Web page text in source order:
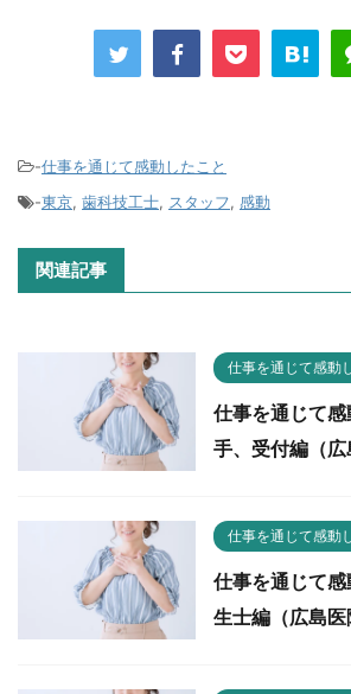
-仕事を通じて感動したこと
-東京, 歯科技工士, スタッフ, 感動
関連記事
仕事を通じて感動
仕事を通じて
手、受付編（広
仕事を通じて感動
仕事を通じて
生士編（広島医